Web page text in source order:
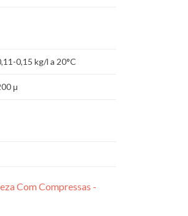
0,15 kg/l a 20°C
μ
Com Compressas -